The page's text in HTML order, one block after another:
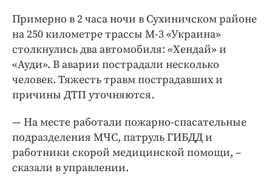
Примерно в 2 часа ночи в Сухиничском районе
на 250 километре трассы М-3 «Украина»
столкнулись два автомобиля: «Хендай» и
«Ауди». В аварии пострадали несколько
человек. Тяжесть травм пострадавших и
причины ДТП уточняются.
— На месте работали пожарно-спасательные
подразделения МЧС, патруль ГИБДД и
работники скорой медицинской помощи, –
сказали в управлении.